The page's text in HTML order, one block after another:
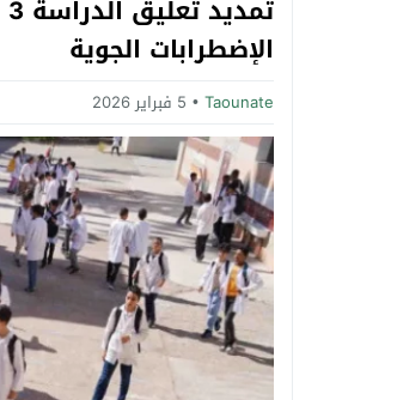
Next
الإضطرابات الجوية‎
Taounate 5 فبراير 2026